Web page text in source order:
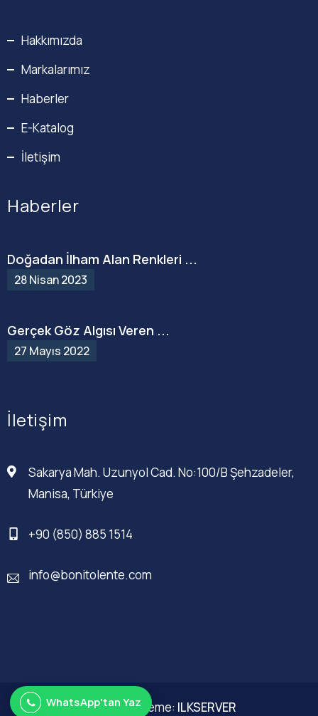
Hakkımızda
Markalarımız
Haberler
E-Katalog
İletişim
Haberler
Doğadan İlham Alan Renkleri ...
28 Nisan 2023
Gerçek Göz Algısı Veren ...
27 Mayıs 2022
İletişim
Sakarya Mah. Uzunyol Cad. No:100/B Şehzadeler,
Manisa, Türkiye
+90 (850) 885 1514
info@bonitolente.com
Web Düzenleme: ILKSERVER
WhatsApp'tan Yaz